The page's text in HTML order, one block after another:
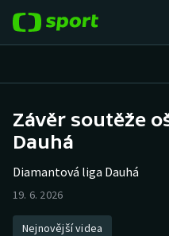
Hokej
Tenis
Atletika
Závěr soutěže
Dauhá
Diamantová liga Dauhá
19. 6. 2026
Nejnovější videa